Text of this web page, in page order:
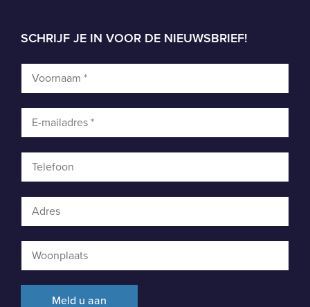
SCHRIJF JE IN VOOR DE NIEUWSBRIEF!